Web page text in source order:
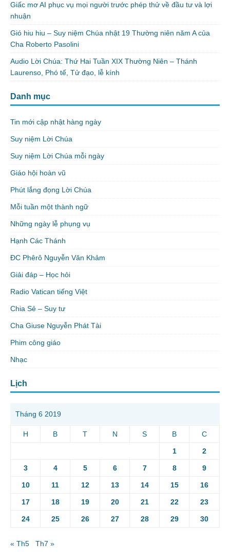
Giấc mơ AI phục vụ mọi người trước phép thử về đầu tư và lợi
nhuận
Gió hiu hiu – Suy niệm Chúa nhật 19 Thường niên năm A của
Cha Roberto Pasolini
Audio Lời Chúa: Thứ Hai Tuần XIX Thường Niên – Thánh
Laurenso, Phó tế, Tử đạo, lễ kính
Danh mục
Tin mới cập nhật hàng ngày
Suy niệm Lời Chúa
Suy niệm Lời Chúa mỗi ngày
Giáo hội hoàn vũ
Phút lắng đọng Lời Chúa
Mỗi tuần một thành ngữ
Những ngày lễ phụng vụ
Hạnh Các Thánh
ĐC Phêrô Nguyễn Văn Khảm
Giải đáp – Học hỏi
Radio Vatican tiếng Việt
Chia Sẻ – Suy tư
Cha Giuse Nguyễn Phát Tài
Phim công giáo
Nhạc
Lịch
Tháng 6 2019
H B T N S B C
1 2
3 4 5 6 7 8 9
10 11 12 13 14 15 16
17 18 19 20 21 22 23
24 25 26 27 28 29 30
« Th5 Th7 »